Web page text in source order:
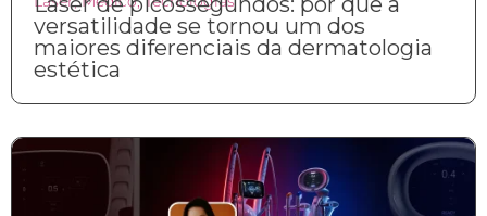
versatilidade se tornou um dos
maiores diferenciais da dermatologia
estética